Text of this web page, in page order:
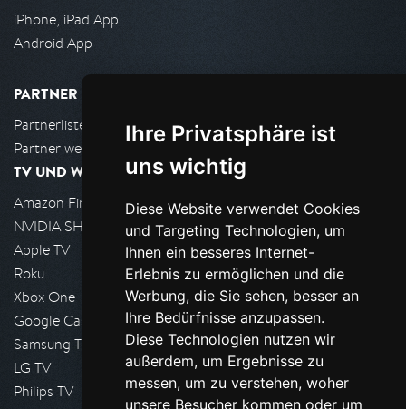
Ihre Privatsphäre ist
uns wichtig
Diese Website verwendet Cookies
und Targeting Technologien, um
Ihnen ein besseres Internet-
Erlebnis zu ermöglichen und die
Werbung, die Sie sehen, besser an
Ihre Bedürfnisse anzupassen.
Diese Technologien nutzen wir
außerdem, um Ergebnisse zu
messen, um zu verstehen, woher
unsere Besucher kommen oder um
iPhone, iPad App
Android App
PARTNER
Partnerliste
Partner werden
TV UND WOHNZIMMER
Amazon FireTV
NVIDIA SHIELD, Google TV
Apple TV
Roku
Xbox One
Google Cast
Samsung TV
LG TV
Philips TV